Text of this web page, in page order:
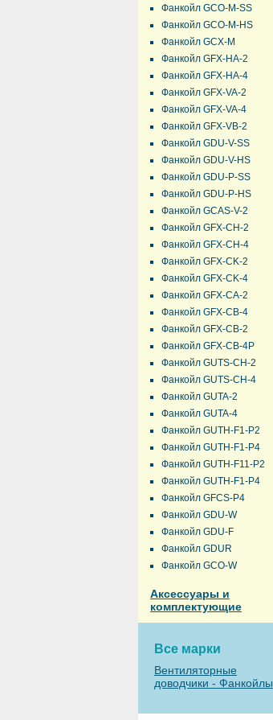
Фанкойл GCO-M-SS
Фанкойл GCO-M-HS
Фанкойл GCX-M
Фанкойл GFX-HA-2
Фанкойл GFX-HA-4
Фанкойл GFX-VA-2
Фанкойл GFX-VA-4
Фанкойл GFX-VB-2
Фанкойл GDU-V-SS
Фанкойл GDU-V-HS
Фанкойл GDU-P-SS
Фанкойл GDU-P-HS
Фанкойл GCAS-V-2
Фанкойл GFX-CH-2
Фанкойл GFX-CH-4
Фанкойл GFX-CK-2
Фанкойл GFX-CK-4
Фанкойл GFX-CA-2
Фанкойл GFX-CB-4
Фанкойл GFX-CB-2
Фанкойл GFX-CB-4P
Фанкойл GUTS-CH-2
Фанкойл GUTS-CH-4
Фанкойл GUTA-2
Фанкойл GUTA-4
Фанкойл GUTH-F1-P2
Фанкойл GUTH-F1-P4
Фанкойл GUTH-F11-P2
Фанкойл GUTH-F1-P4
Фанкойл GFCS-P4
Фанкойл GDU-W
Фанкойл GDU-F
Фанкойл GDUR
Фанкойл GCO-W
Аксессуары и
комплектующие
Все марки
Вентиляторные
доводчики - Фанкойлы